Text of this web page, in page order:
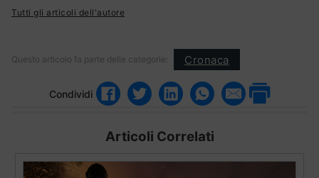
Tutti gli articoli dell'autore
Questo articolo fa parte delle categorie: Cronaca
Condividi
Articoli Correlati